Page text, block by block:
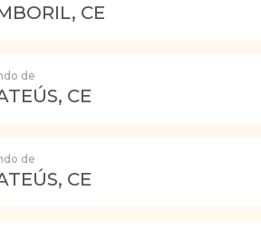
CE
de
CE
de
CE